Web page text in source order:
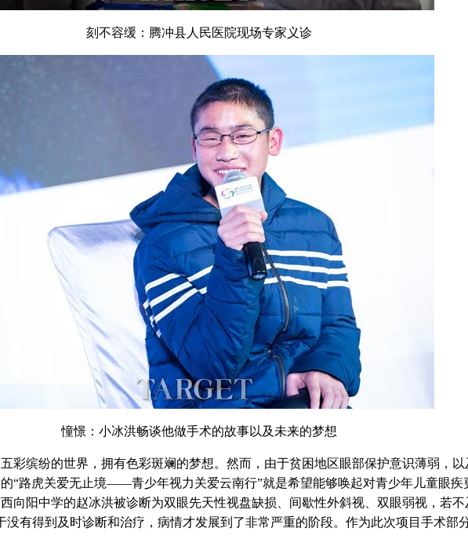
刻不容缓：腾冲县人民医院现场专家义诊
憧憬：小冰洪畅谈他做手术的故事以及未来的梦想
缤纷的世界，拥有色彩斑斓的梦想。然而，由于贫困地区眼部保护意识薄弱，以
“路虎关爱无止境——青少年视力关爱云南行”就是希望能够唤起对青少年儿童眼
向阳中学的赵冰洪被诊断为双眼先天性视盘缺损、间歇性外斜视、双眼弱视，若
有得到及时诊断和治疗，病情才发展到了非常严重的阶段。作为此次项目手术部